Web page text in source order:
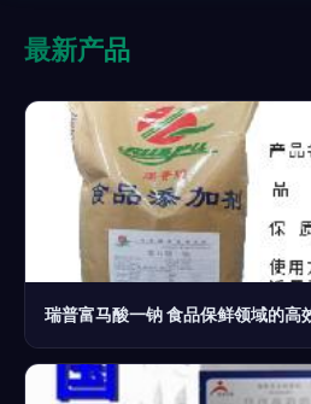
最新产品
瑞普富马酸一钠 食品保鲜领域的高